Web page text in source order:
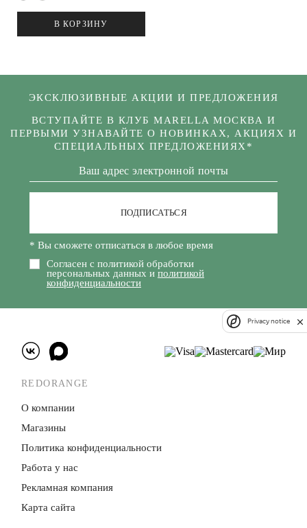
В КОРЗИНУ
ЭКСКЛЮЗИВНЫЕ АКЦИИ И ПРЕДЛОЖЕНИЯ
ВСТУПАЙТЕ В КЛУБ MARELLA МОСКВА И
ПЕРВЫМИ УЗНАВАЙТЕ О НОВИНКАХ, АКЦИЯХ И
СПЕЦИАЛЬНЫХ ПРЕДЛОЖЕНИЯХ*
ПОДПИСАТЬСЯ
Согласен с политикой обработки
персональных данных и политикой
конфиденциальности
* Вы сможете отписаться в любое время
REDORANGE
О компании
Магазины
Политика конфиденци­альности
Работа у нас
Рекламная компания
Карта сайта
Privacy notice